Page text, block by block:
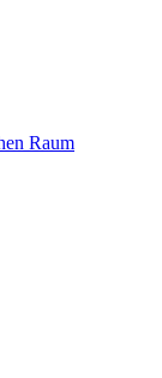
Raum